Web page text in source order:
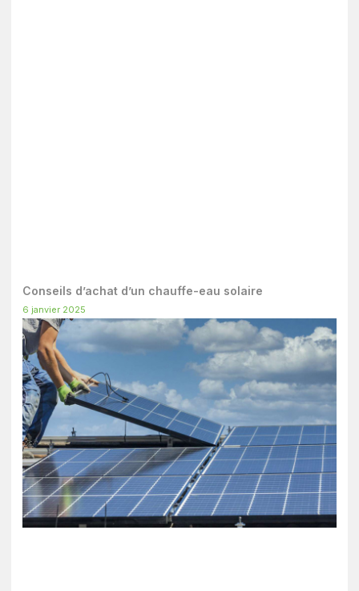
Conseils d’achat d’un chauffe-eau solaire
6 janvier 2025